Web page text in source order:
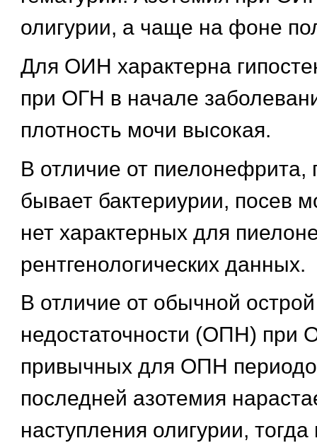
олигурии, а чаще на фоне
Для ОИН характерна
при ОГН в начале
плотность мочи высокая.
В отличие от
бывает бактериурии, посев
нет характерных для
рентгенологических данных.
В отличие от обычной
недостаточности (ОПН) при
привычных для ОПН
последней азотемия
наступления олигурии,